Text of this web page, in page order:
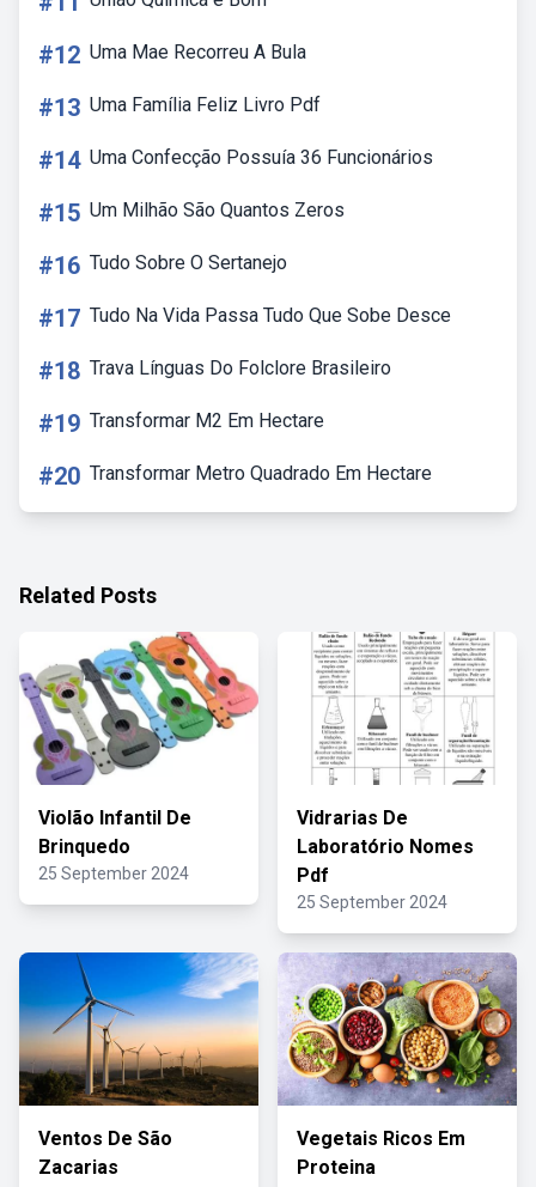
#12 Uma Mae Recorreu A Bula
#13 Uma Família Feliz Livro Pdf
#14 Uma Confecção Possuía 36 Funcionários
#15 Um Milhão São Quantos Zeros
#16 Tudo Sobre O Sertanejo
#17 Tudo Na Vida Passa Tudo Que Sobe Desce
#18 Trava Línguas Do Folclore Brasileiro
#19 Transformar M2 Em Hectare
#20 Transformar Metro Quadrado Em Hectare
Related Posts
Violão Infantil De
Brinquedo
25 September 2024
Vidrarias De
Laboratório Nomes
Pdf
25 September 2024
Ventos De São
Zacarias
Vegetais Ricos Em
Proteina